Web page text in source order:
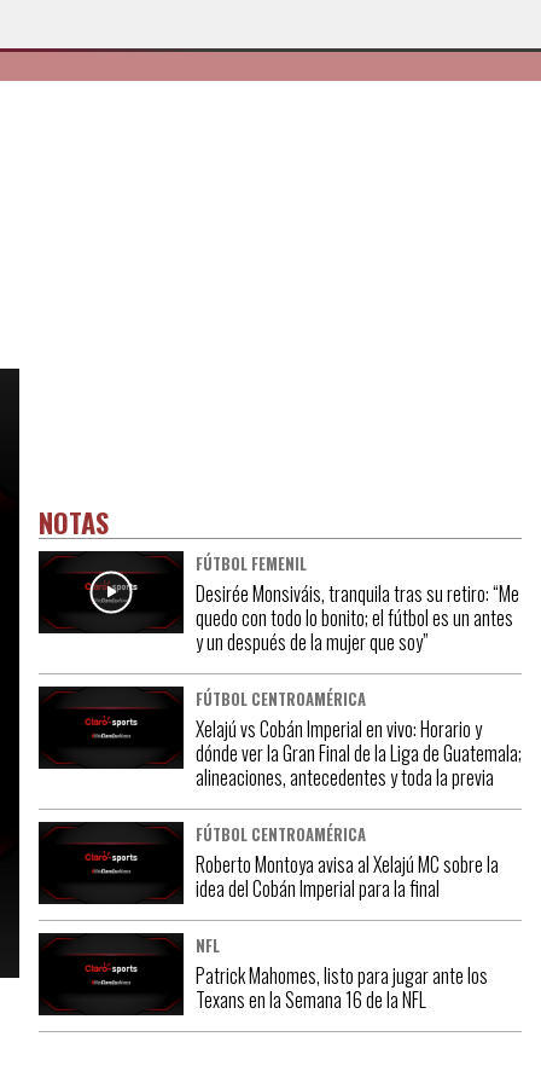
NOTAS
FÚTBOL FEMENIL
Desirée Monsiváis, tranquila tras su retiro: “Me
quedo con todo lo bonito; el fútbol es un antes
y un después de la mujer que soy”
FÚTBOL CENTROAMÉRICA
Xelajú vs Cobán Imperial en vivo: Horario y
dónde ver la Gran Final de la Liga de Guatemala;
alineaciones, antecedentes y toda la previa
FÚTBOL CENTROAMÉRICA
Roberto Montoya avisa al Xelajú MC sobre la
idea del Cobán Imperial para la final
NFL
Patrick Mahomes, listo para jugar ante los
Texans en la Semana 16 de la NFL